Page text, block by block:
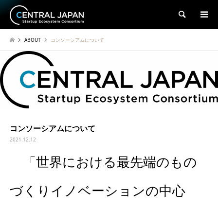
検索
ABOUT コンソーシアムについて
コンソーシアムについて
2021.12.12
「世界における最先端のもの
づくりイノベーションの中心